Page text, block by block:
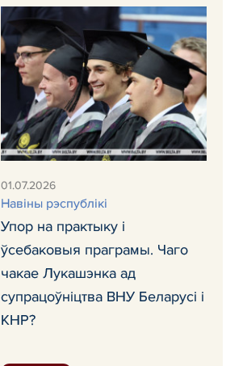
01.07.2026
Навiны рэспублiкi
Упор на практыку і
ўсебаковыя праграмы. Чаго
чакае Лукашэнка ад
супрацоўніцтва ВНУ Беларусі і
КНР?